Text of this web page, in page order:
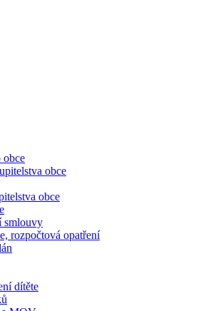
obce
obce
obce
smlouvy
rozpočtová opatření
dítěte